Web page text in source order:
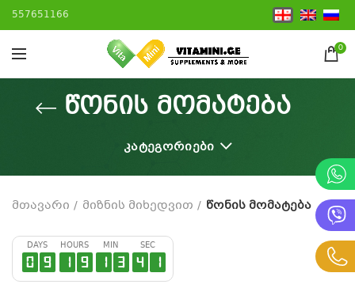
557651166
0
წონის მომატება
ᲙᲐᲢᲔᲒᲝᲠᲘᲔᲑᲘ
მთავარი მიზნის მიხედვით წონის მომატება
DAYS
0 9
HOURS
1 9
MIN
1 3
SEC
4 0